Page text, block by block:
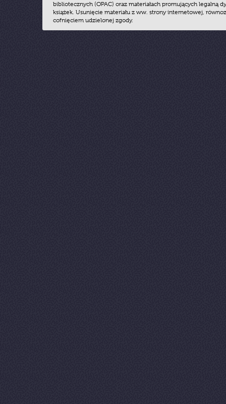
bibliotecznych (OPAC) oraz materiałach promujących legalną
książek. Usunięcie materiału z ww. strony internetowej,
cofnięciem udzielonej zgody.